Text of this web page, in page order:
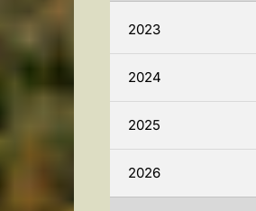
2023
2024
2025
2026